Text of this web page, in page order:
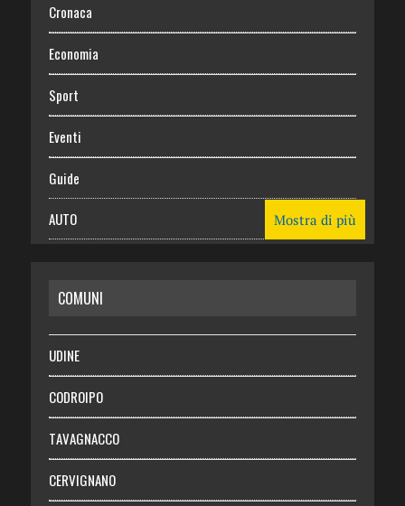
Cronaca
Economia
Sport
Eventi
Guide
AUTO
RISPARMIO
SALUTE
Necrologie
Chi siamo
Abbonati
Mostra di più
COMUNI
UDINE
CODROIPO
TAVAGNACCO
CERVIGNANO